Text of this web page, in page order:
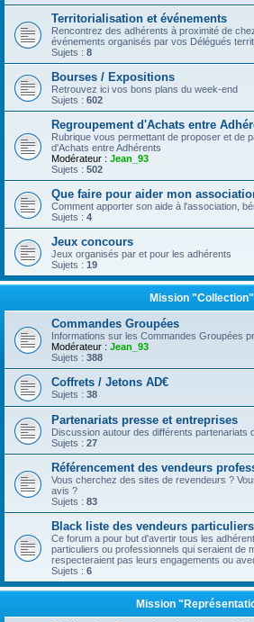
Territorialisation et événements
Rencontrez des adhérents à proximité de
événements organisés par vos Délégués
Sujets : 8
Bourses / Expositions
Retrouvez ici vos bons plans du week-end
Sujets : 602
Regroupement d'Achats entre
Rubrique vous permettant de proposer et de
d'Achats entre Adhérents
Modérateur : Jean_93
Sujets : 502
Que faire pour aider mon
Comment apporter son aide à l'association,
Sujets : 4
Jeux concours
Jeux organisés par et pour les adhérents
Sujets : 19
Mission "Collection"
Commandes Groupées
Informations sur les Commandes Groupées
Modérateur : Jean_93
Sujets : 388
Coffrets / Jetons AD€
Sujets : 38
Partenariats presse et entreprises
Discussion autour des différents partenariats
Sujets : 27
Référencement des vendeurs
Vous cherchez des sites de revendeurs ?
avis ?
Sujets : 83
Black liste des vendeurs
Ce forum a pour but d'avertir tous les
particuliers ou professionnels qui seraient de
respecteraient pas leurs engagements ou
Sujets : 6
Mission